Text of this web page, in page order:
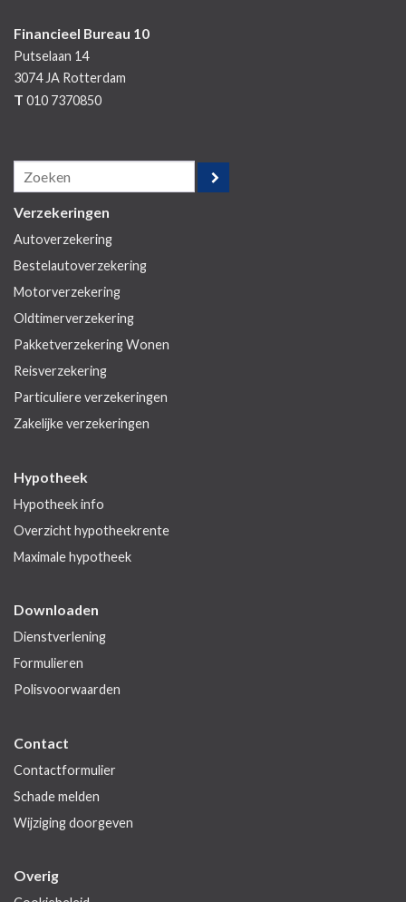
Financieel Bureau 10
Putselaan 14
3074 JA Rotterdam
T 010 7370850
Verzekeringen
Autoverzekering
Bestelautoverzekering
Motorverzekering
Oldtimerverzekering
Pakketverzekering Wonen
Reisverzekering
Particuliere verzekeringen
Zakelijke verzekeringen
Hypotheek
Hypotheek info
Overzicht hypotheekrente
Maximale hypotheek
Downloaden
Dienstverlening
Formulieren
Polisvoorwaarden
Contact
Contactformulier
Schade melden
Wijziging doorgeven
Overig